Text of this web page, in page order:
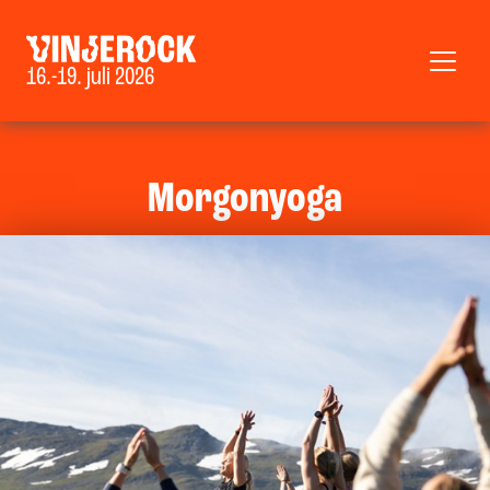
16.-19. juli 2026
Morgonyoga